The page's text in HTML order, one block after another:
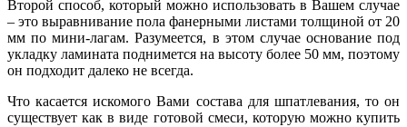
Второй способ, который можно использовать в Вашем случае
– это выравнивание пола фанерными листами толщиной от 20
мм по мини-лагам. Разумеется, в этом случае основание под
укладку ламината поднимется на высоту более 50 мм, поэтому
он подходит далеко не всегда.
Что касается искомого Вами состава для шпатлевания, то он
существует как в виде готовой смеси, которую можно купить